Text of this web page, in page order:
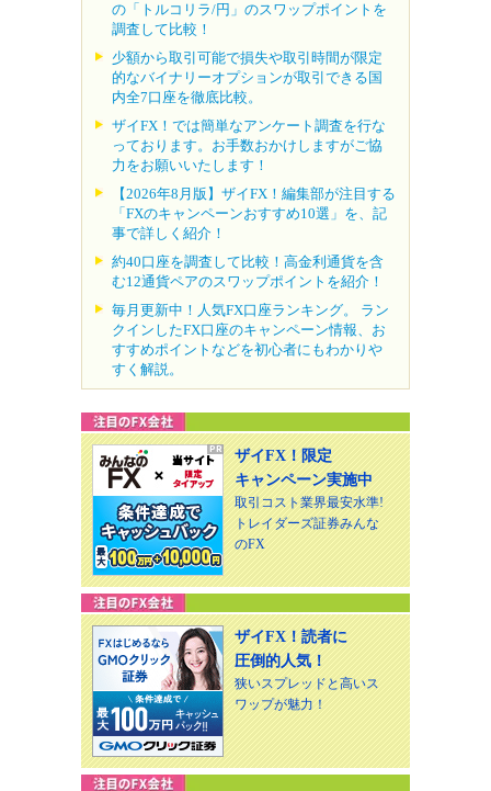
の「トルコリラ/円」のスワップポイントを
調査して比較！
少額から取引可能で損失や取引時間が限定
的なバイナリーオプションが取引できる国
内全7口座を徹底比較。
ザイFX！では簡単なアンケート調査を行な
っております。お手数おかけしますがご協
力をお願いいたします！
【2026年8月版】ザイFX！編集部が注目する
「FXのキャンペーンおすすめ10選」を、記
事で詳しく紹介！
約40口座を調査して比較！高金利通貨を含
む12通貨ペアのスワップポイントを紹介！
毎月更新中！人気FX口座ランキング。 ラン
クインしたFX口座のキャンペーン情報、お
すすめポイントなどを初心者にもわかりや
すく解説。
ザイFX！限定
キャンペーン実施中
取引コスト業界最安水準!
トレイダーズ証券みんな
のFX
ザイFX！読者に
圧倒的人気！
狭いスプレッドと高いス
ワップが魅力！